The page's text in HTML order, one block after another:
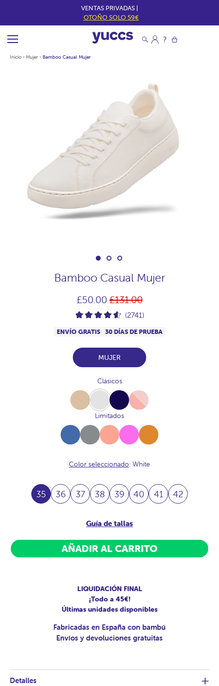
VENTAS PRIVADAS |
OTOÑO SOLO 59€
Inicio › Mujer › Bamboo Casual Mujer
Bamboo Casual Mujer
£50.00Precio
habitual
£131.00
(2741)
ENVÍO GRATIS 30 DÍAS DE PRUEBA
MUJER
Clásicos
Beige White Navy Pink
Limitados
Azul-
Vallarta
Gris-
Acero
MelocotonFucsia Canela
Color seleccionado: White
35 36 37 38 39 40 41 42
Guía de tallas
AÑADIR AL CARRITO
LIQUIDACIÓN FINAL
¡Todo a 45€!
Últimas unidades disponibles
Fabricadas en España con bambú
Envíos y devoluciones gratuitas
Detalles